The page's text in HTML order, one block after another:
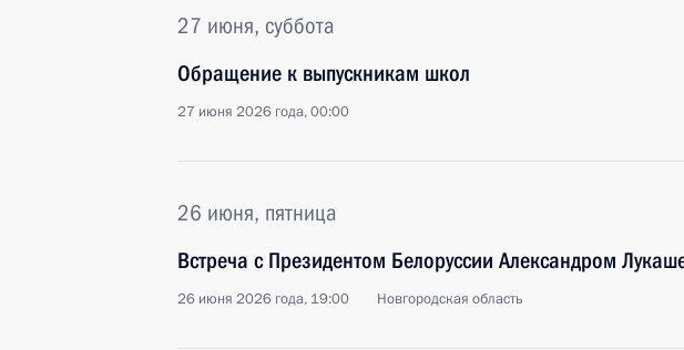
27 июня, суббота
Обращение к выпускникам школ
27 июня 2026 года, 00:00
26 июня, пятница
Встреча с Президентом Белоруссии Александром
26 июня 2026 года, 19:00 Новгородская область